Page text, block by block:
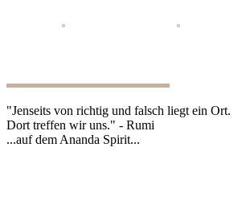
"Jenseits von richtig und falsch liegt ein Ort.
Dort treffen wir uns." - Rumi
...auf dem Ananda Spirit...